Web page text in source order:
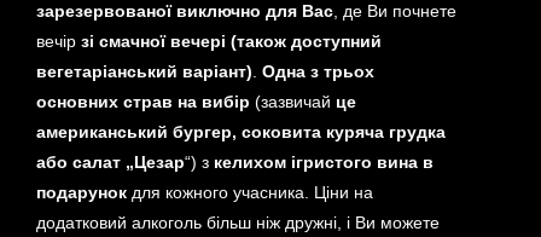
зарезервованої виключно для Вас, де Ви почнете
вечір зі смачної вечері (також доступний
вегетаріанський варіант) Одна з трьох
основних страв на вибір (зазвичай це
американський бургер, соковита куряча грудка
або салат „Цезар“) з келихом ігристого вина в
подарунокдля кожного учасника. Ціни на
додатковий алкоголь більш ніж дружні, і Ви можете